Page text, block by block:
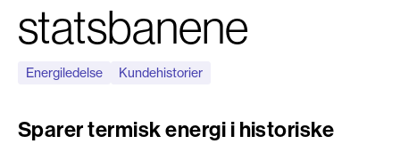
statsbanene
Energiledelse Kundehistorier
Sparer termisk energi i historiske